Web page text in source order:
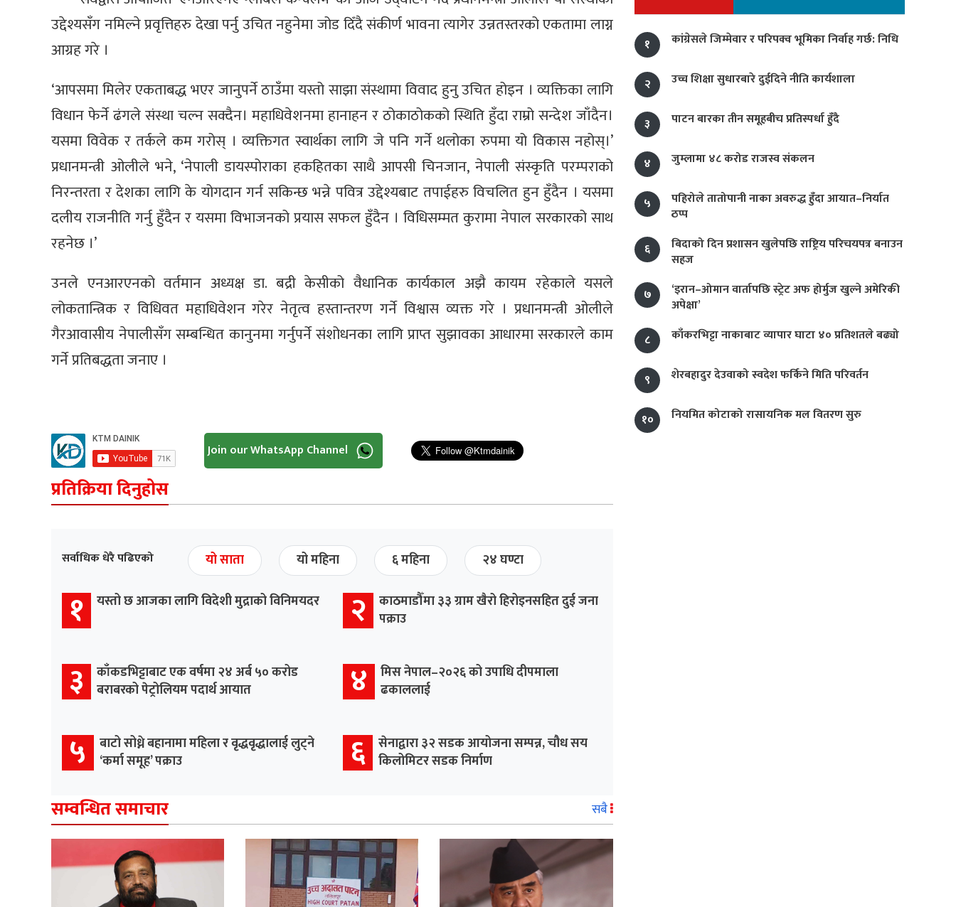
उद्देश्यसँग नमिल्ने प्रवृत्तिहरु देखा पर्नु उचित नहुनेमा जोड दिँदै संकीर्ण भावना त्यागेर उन्नतस्तरको एकतामा लाग्न
आग्रह गरे ।
‘आपसमा मिलेर एकताबद्ध भएर जानुपर्ने ठाउँमा यस्तो साझा संस्थामा विवाद हुनु उचित होइन । व्यक्तिका लागि
विधान फेर्ने ढंगले संस्था चल्न सक्दैन। महाधिवेशनमा हानाहन र ठोकाठोकको स्थिति हुँदा राम्रो सन्देश जाँदैन।
यसमा विवेक र तर्कले कम गरोस् । व्यक्तिगत स्वार्थका लागि जे पनि गर्ने थलोका रुपमा यो विकास नहोस्।’
प्रधानमन्त्री ओलीले भने, ‘नेपाली डायस्पोराका हकहितका साथै आपसी चिनजान, नेपाली संस्कृति परम्पराको
निरन्तरता र देशका लागि के योगदान गर्न सकिन्छ भन्ने पवित्र उद्देश्यबाट तपाईहरु विचलित हुन हुँदैन । यसमा
दलीय राजनीति गर्नु हुँदैन र यसमा विभाजनको प्रयास सफल हुँदैन । विधिसम्मत कुरामा नेपाल सरकारको साथ
रहनेछ ।’
उनले एनआरएनको वर्तमान अध्यक्ष डा. बद्री केसीको वैधानिक कार्यकाल अझै कायम रहेकाले यसले
लोकतान्त्रिक र विधिवत महाधिवेशन गरेर नेतृत्व हस्तान्तरण गर्ने विश्वास व्यक्त गरे । प्रधानमन्त्री ओलीले
गैरआवासीय नेपालीसँग सम्बन्धित कानुनमा गर्नुपर्ने संशोधनका लागि प्राप्त सुझावका आधारमा सरकारले काम
गर्ने प्रतिबद्धता जनाए ।
Join our WhatsApp Channel
प्रतिक्रिया दिनुहोस
सर्वाधिक धेरै पढिएको यो साता यो महिना ६ महिना २४ घण्टा
१ यस्तो छ आजका लागि विदेशी मुद्राको विनिमयदर २
काठमाडौँमा ३३ ग्राम खैरो हिरोइनसहित दुई जना
पक्राउ
३
काँकडभिट्टाबाट एक वर्षमा २४ अर्ब ५० करोड
बराबरको पेट्रोलियम पदार्थ आयात
४
मिस नेपाल–२०२६ को उपाधि दीपमाला
ढकाललाई
५
बाटो सोध्ने बहानामा महिला र वृद्धवृद्धालाई लुट्ने
‘कर्मा समूह’ पक्राउ
६ सेनाद्वारा ३२ सडक आयोजना सम्पन्न, चौध सय
किलोमिटर सडक निर्माण
सम्वन्धित समाचार सबै
१ कांग्रेसले जिम्मेवार र परिपक्व भूमिका निर्वाह गर्छ: निधि
२ उच्च शिक्षा सुधारबारे दुईदिने नीति कार्यशाला
३ पाटन बारका तीन समूहबीच प्रतिस्पर्धा हुँदै
४ जुम्लामा ४८ करोड राजस्व संकलन
५
पहिरोले तातोपानी नाका अवरुद्ध हुँदा आयात–निर्यात
ठप्प
६
बिदाको दिन प्रशासन खुलेपछि राष्ट्रिय परिचयपत्र बनाउन
सहज
७
‘इरान–ओमान वार्तापछि स्ट्रेट अफ होर्मुज खुल्ने अमेरिकी
अपेक्षा’
८
काँकरभिट्टा नाकाबाट व्यापार घाटा ४० प्रतिशतले बढ्यो
९ शेरबहादुर देउवाको स्वदेश फर्किने मिति परिवर्तन
१० नियमित कोटाको रासायनिक मल वितरण सुरु